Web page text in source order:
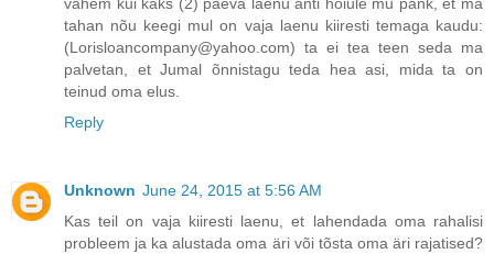
tahan nõu keegi mul on vaja laenu kiiresti temaga kaudu:
(Lorisloancompany@yahoo.com) ta ei tea teen seda ma
palvetan, et Jumal õnnistagu teda hea asi, mida ta on
teinud oma elus.
Reply
Unknown June 24, 2015 at 5:56 AM
Kas teil on vaja kiiresti laenu, et lahendada oma rahalisi
probleem ja ka alustada oma äri või tõsta oma äri rajatised?